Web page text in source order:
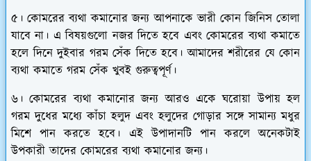
৫। কোমরের ব্যথা কমানোর জন্য আপনাকে ভারী কোন জিনিস তোলা
যাবে না। এ বিষয়গুলো নজর দিতে হবে এবং কোমরের ব্যথা কমাতে
হলে দিনে দুইবার গরম সেঁক দিতে হবে। আমাদের শরীরের যে কোন
ব্যথা কমাতে গরম সেঁক খুবই গুরুত্বপূর্ণ।
৬। কোমরের ব্যথা কমানোর জন্য আরও একে ঘরোয়া উপায় হল
গরম দুধের মধ্যে কাঁচা হলুদ এবং হলুদের গোড়ার সঙ্গে সামান্য মধুর
মিশে পান করতে হবে। এই উপাদানটি পান করলে অনেকটাই
উপকারী তাদের কোমরের ব্যথা কমানোর জন্য।